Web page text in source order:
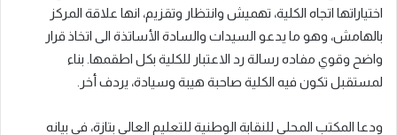
اختياراتها اتجاه الكلية، تهميش وانتظار وتقزيم، انها علاقة المركز
بالهامش، وهو ما يدعو السيدات والسادة الأساتذة الى اتخاذ قرار
واضح وقوي مفاده رسالة رد الاعتبار للكلية بكل اطقمها. بناء
لمستقبل تكون فيه الكلية صاحبة هيبة وسيادة، يردف أخر.
ودعا المكتب المحلي للنقابة الوطنية للتعليم العالي بتازة، في بيانه